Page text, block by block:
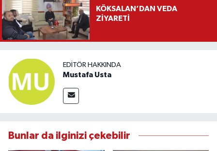
KÖKSALAN’DAN VEDA
ZİYARETİ
EDITÖR HAKKINDA
Mustafa Usta
Bunlar da ilginizi çekebilir